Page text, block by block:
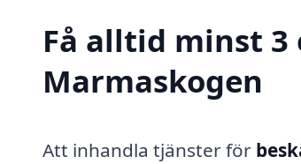
Få alltid minst
Marmaskogen
Att inhandla tjänster för